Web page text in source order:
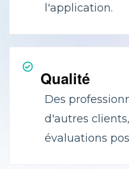
l'application.
Qualité
Des
d'autres
évaluations